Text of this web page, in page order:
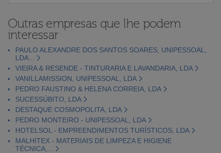
Outras empresas que lhe podem
interessar
PAULO ALEXANDRE DOS SANTOS SOARES, UNIPESSOAL,
LDA...
VIEIRA & RESENDE - TINTURARIA E LAVANDARIA, LDA
VANILLAMISSION, UNIPESSOAL, LDA
PEDRO FAUSTINO & HELENA CORREIA, LDA
SUCESSÚBITO, LDA
DESTAQUE COSMOPOLITA, LDA
PEDRO MONTEIRO - UNIPESSOAL, LDA
HOTELSOL - EMPREENDIMENTOS TURÍSTICOS, LDA
MALHITEX - MATERIAIS DE LIMPEZA E HIGIENE
TÉCNICA,...